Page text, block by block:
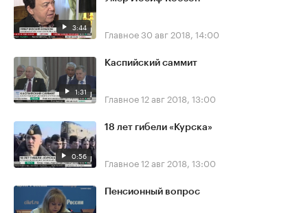
3:44 Главное30 авг 2018, 14:00
1:31
Каспийский саммит
Главное12 авг 2018, 13:00
0:56
18 лет гибели «Курска»
Главное12 авг 2018, 13:00
Пенсионный вопрос